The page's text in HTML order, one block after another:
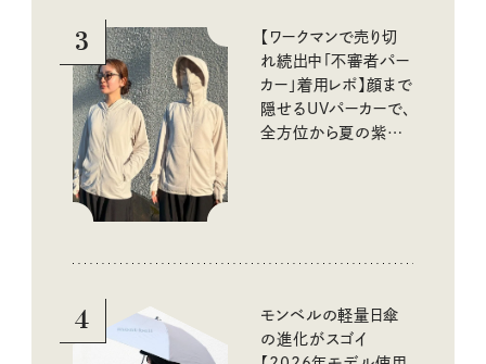
3
【ワークマンで売り切
れ続出中「不審者パー
カー」着用レポ】顔まで
隠せるUVパーカーで、
全方位から夏の紫外
4
モンベルの軽量日傘
の進化がスゴイ